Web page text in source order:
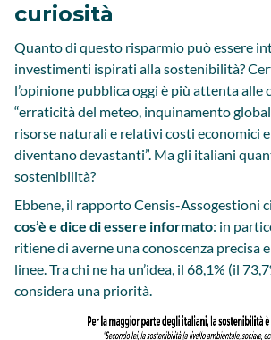
curiosità
Quanto di questo risparmio può essere
investimenti ispirati alla sostenibilità?
l’opinione pubblica oggi è più attenta alle
“erraticità del meteo, inquinamento
risorse naturali e relativi costi economici
diventano devastanti”. Ma gli italiani
sostenibilità?
Ebbene, il rapporto Censis-Assogestioni
cos’è e dice di essere informato: in
ritiene di averne una conoscenza precisa
linee. Tra chi ne ha un’idea, il 68,1% (il
considera una priorità.